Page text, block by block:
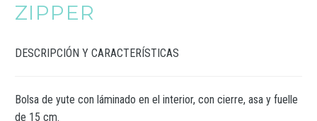
ZIPPER
DESCRIPCIÓN Y CARACTERÍSTICAS
Bolsa de yute con láminado en el interior, con cierre, asa y fuelle
de 15 cm.